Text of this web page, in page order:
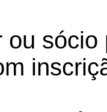
ou